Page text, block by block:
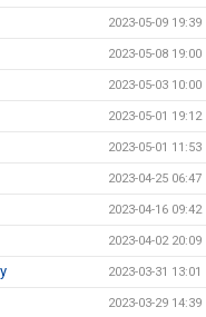
2023-05-09 19:39
2023-05-08 19:00
2023-05-03 10:00
2023-05-01 19:12
2023-05-01 11:53
2023-04-25 06:47
2023-04-16 09:42
2023-04-02 20:09
2023-03-31 13:01
2023-03-29 14:39